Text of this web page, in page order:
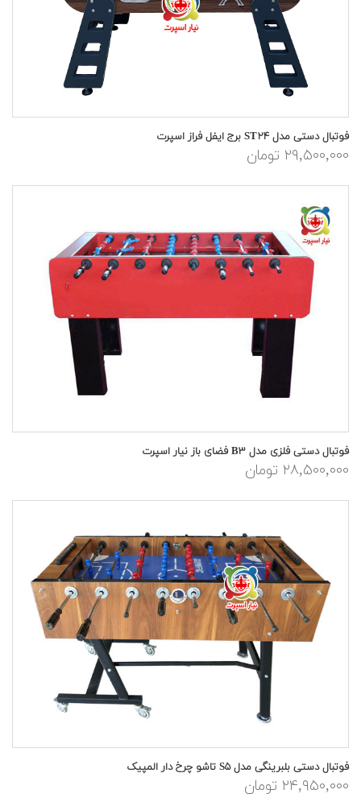
فوتبال دستی مدل ST۲۴ برج ایفل فراز اسپرت
۲۹,۵۰۰,۰۰۰ تومان
فوتبال دستی فلزی مدل B۳ فضای باز نیار اسپرت
۲۸,۵۰۰,۰۰۰ تومان
فوتبال دستی بلبرینگی مدل S۵ تاشو چرخ دار المپیک
۲۴,۹۵۰,۰۰۰ تومان